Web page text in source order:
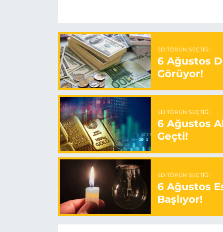
EDITÖRÜN SEÇTIĞI
6 Ağustos
Görüyor!
EDITÖRÜN SEÇTIĞI
6 Ağustos
Geçti!
EDITÖRÜN SEÇTIĞI
6 Ağustos
Başlıyor!